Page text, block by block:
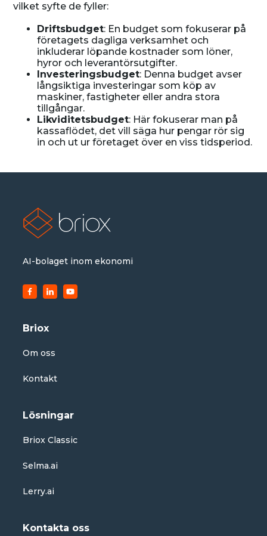
vilket syfte de fyller:
Driftsbudget: En budget som fokuserar på
företagets dagliga verksamhet och
inkluderar löpande kostnader som löner,
hyror och leverantörsutgifter.
Investeringsbudget: Denna budget avser
långsiktiga investeringar som köp av
maskiner, fastigheter eller andra stora
tillgångar.
Likviditetsbudget: Här fokuserar man på
kassaflödet, det vill säga hur pengar rör sig
in och ut ur företaget över en viss tidsperiod.
AI-bolaget inom ekonomi
Briox
Om oss
Kontakt
Lösningar
Briox Classic
Selma.ai
Lerry.ai
Kontakta oss